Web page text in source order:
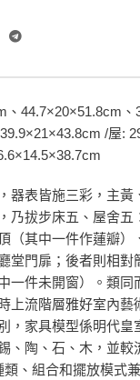
、44.7×20×51.8cm、
/屋:
器表皆施三彩，主黃
乃拔步床五、屋舍五
（其中一件作蓮瓣）
堂門扉；後者則相對
一件未開窗）。類同
上流階層雅好室內藝
，家具模型係明代皇
、陶、石、木，並較
、組合和擺放模式